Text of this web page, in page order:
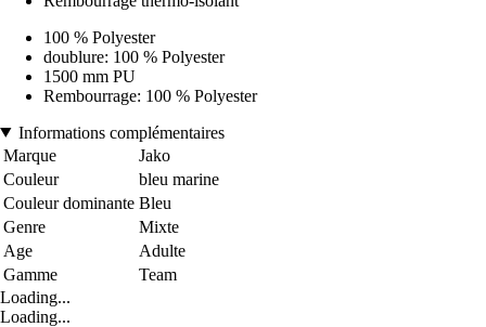
100 % Polyester
doublure: 100 % Polyester
1500 mm PU
Rembourrage: 100 % Polyester
Informations complémentaires
Marque
Jako
Couleur
bleu marine
Couleur dominante Bleu
Genre
Mixte
Age
Adulte
Gamme
Team
Loading...
Loading...